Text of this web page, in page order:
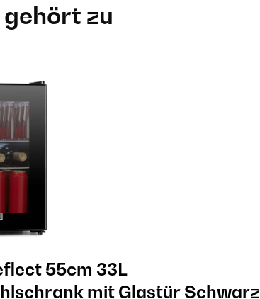
zu
55cm 33L
mit Glastür​ Schwarz